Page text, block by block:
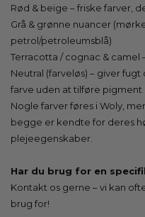
Rød & beige – friske farver,
Grå & grønne nuancer
petrol/petroleumsblå)
Terracotta / cognac & camel
Neutral (farveløs) – giver
farve uden at tilføre pigment
Nogle farver føres i Woly,
begge er kendte for deres
plejeegenskaber.
Har du brug for en
Kontakt os gerne – vi kan
brug for!